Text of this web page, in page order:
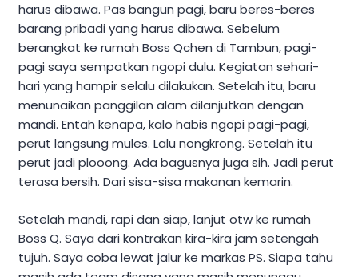
harus dibawa. Pas bangun pagi, baru beres-beres
barang pribadi yang harus dibawa. Sebelum
berangkat ke rumah Boss Qchen di Tambun, pagi-
pagi saya sempatkan ngopi dulu. Kegiatan sehari-
hari yang hampir selalu dilakukan. Setelah itu, baru
menunaikan panggilan alam dilanjutkan dengan
mandi. Entah kenapa, kalo habis ngopi pagi-pagi,
perut langsung mules. Lalu nongkrong. Setelah itu
perut jadi plooong. Ada bagusnya juga sih. Jadi perut
terasa bersih. Dari sisa-sisa makanan kemarin.
Setelah mandi, rapi dan siap, lanjut otw ke rumah
Boss Q. Saya dari kontrakan kira-kira jam setengah
tujuh. Saya coba lewat jalur ke markas PS. Siapa tahu